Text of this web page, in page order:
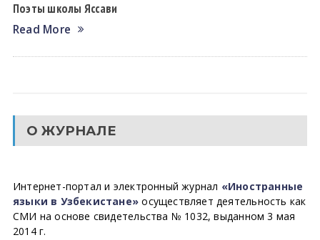
Поэты школы Яссави
Read More
О ЖУРНАЛЕ
Интернет-портал и электронный журнал «Иностранные
языки в Узбекистане» осуществляет деятельность как
СМИ на основе свидетельства № 1032, выданном 3 мая
2014 г.